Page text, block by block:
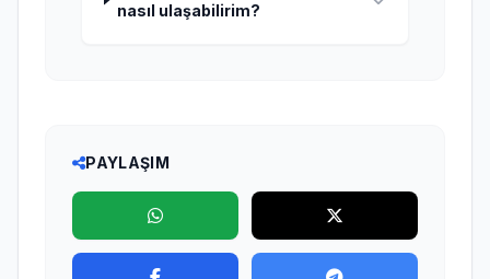
nasıl ulaşabilirim?
PAYLAŞIM